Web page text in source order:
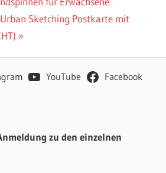
Sketching Postkarte mit
YouTube Facebook
zu den einzelnen